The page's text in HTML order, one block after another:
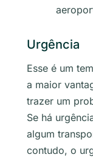
Urgência
Esse é um
a maior
trazer um
Se há
algum
contudo, o